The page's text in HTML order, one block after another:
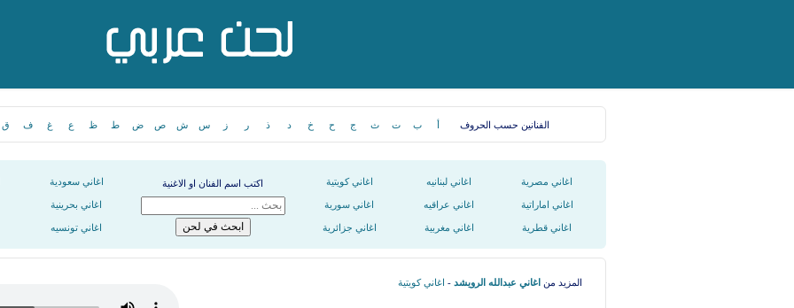
الفنانين حسب الحروف أ ب ت ث ج ح خ د ذ ر ز س ش ص ض ط ظ ع غ ف ق
اغاني مصرية اغاني لبنانيه اغاني كويتية اكتب اسم الفنان او الاغنية اغاني سعودية
اغاني اماراتية اغاني عراقيه اغاني سورية اغاني بحرينية
اغاني قطرية اغاني مغربية اغاني جزائرية اغاني تونسيه
المزيد من اغاني عبدالله الرويشد - اغاني كويتية